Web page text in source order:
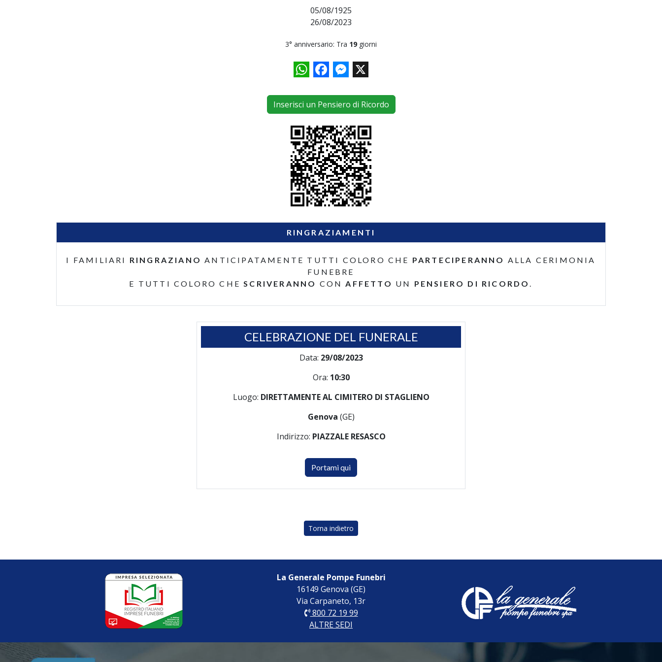
05/08/1925
26/08/2023
3° anniversario: Tra 19 giorni
WhatsAppFacebookMessenger
X
Inserisci un Pensiero di Ricordo
RINGRAZIAMENTI
I FAMILIARI RINGRAZIANO ANTICIPATAMENTE TUTTI COLORO CHE PARTECIPERANNO ALLA CERIMONIA
FUNEBRE
E TUTTI COLORO CHESCRIVERANNO CONAFFETTO UN PENSIERO DI RICORDO.
CELEBRAZIONE DEL FUNERALE
Data: 29/08/2023
Ora: 10:30
Luogo: DIRETTAMENTE AL CIMITERO DI STAGLIENO
Genova (GE)
Indirizzo: PIAZZALE RESASCO
Portami qui
Torna indietro
La Generale Pompe Funebri
16149 Genova (GE)
Via Carpaneto, 13r
800 72 19 99
ALTRE SEDI